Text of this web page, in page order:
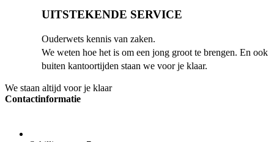
UITSTEKENDE SERVICE
Ouderwets kennis van zaken.
We weten hoe het is om een jong groot te brengen. En ook
buiten kantoortijden staan we voor je klaar.
We staan altijd voor je klaar
Contactinformatie